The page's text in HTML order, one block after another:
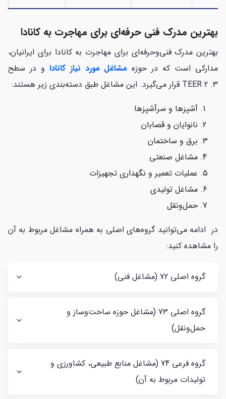
بهترین مدرک فنی حرفه‌ای برای مهاجرت به کانادا
بهترین مدرک فنی‌وحرفه‌ای برای مهاجرت به کانادا برای ایرانیان،
مدارکی است که در حوزه مشاغل مورد نیاز کانادا و در سطح
TEER 2 .3 قرار می‌گیرد. این مشاغل طبق دسته‌بندی زیر هستند:
آشپزها و سرآشپزها
نانوایان و قصابان
برق و ساختمان
مشاغل صنعتی
عملیات تعمیر و نگهداری تجهیزات
مشاغل تولیدی
حمل‌و‌نقل
در ادامه می‌توانید گروه‌های اصلی به همراه مشاغل مربوط به آن
را مشاهده کنید:
گروه اصلی 72 (مشاغل فنی)
گروه اصلی 73 (مشاغل حوزه ساخت‌و‌ساز و
حمل‌و‌نقل)
گروه فرعی 74 (مشاغل منابع طبیعی، کشاورزی و
تولیدات مربوط به آن)